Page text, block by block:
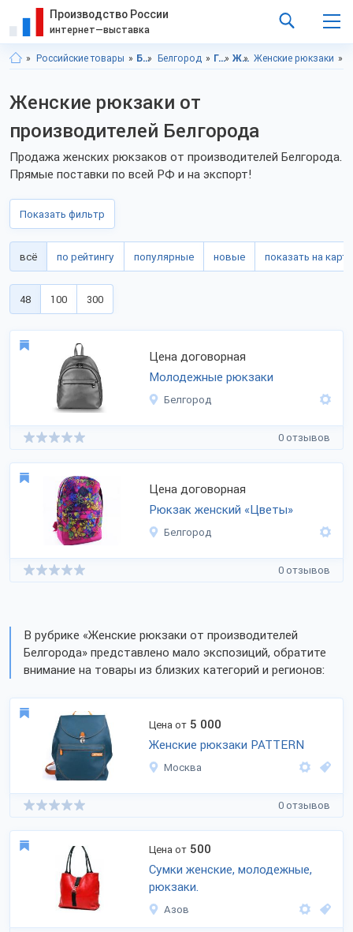
Производство России
интернет—выставка
Российские товары Белгородская область Белгород Галантерея Женские сумки Женские рюкзаки
Женские рюкзаки от
производителей Белгорода
Продажа женских рюкзаков от производителей Белгорода.
Прямые поставки по всей РФ и на экспорт!
Показать фильтр
всё по рейтингу популярные новые показать на карте
48 100 300
Цена договорная
Молодежные рюкзаки
Белгород
0 отзывов
Цена договорная
Рюкзак женский «Цветы»
Белгород
0 отзывов
В рубрике «Женские рюкзаки от производителей
Белгорода» представлено мало экспозиций, обратите
внимание на товары из близких категорий и регионов:
Цена от 5 000
Женские рюкзаки PATTERN
Москва
0 отзывов
Цена от 500
Сумки женские, молодежные,
рюкзаки.
Азов